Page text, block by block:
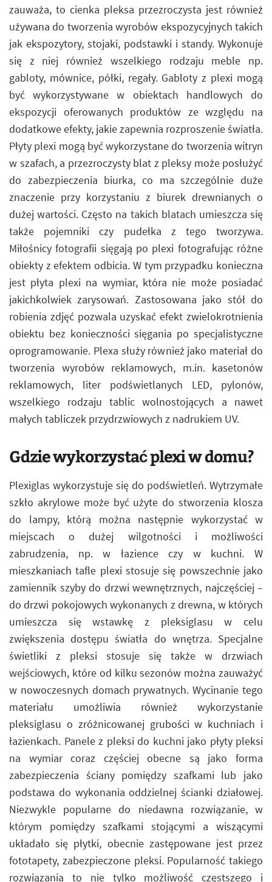
zauważa, to cienka pleksa przezroczysta jest również
używana do tworzenia wyrobów ekspozycyjnych takich
jak ekspozytory, stojaki, podstawki i standy. Wykonuje
się z niej również wszelkiego rodzaju meble np.
gabloty, mównice, półki, regały. Gabloty z plexi mogą
być wykorzystywane w obiektach handlowych do
ekspozycji oferowanych produktów ze względu na
dodatkowe efekty, jakie zapewnia rozproszenie światła.
Płyty plexi mogą być wykorzystane do tworzenia witryn
w szafach, a przezroczysty blat z pleksy może posłużyć
do zabezpieczenia biurka, co ma szczególnie duże
znaczenie przy korzystaniu z biurek drewnianych o
dużej wartości. Często na takich blatach umieszcza się
także pojemniki czy pudełka z tego tworzywa.
Miłośnicy fotografii sięgają po plexi fotografując różne
obiekty z efektem odbicia. W tym przypadku konieczna
jest płyta plexi na wymiar, która nie może posiadać
jakichkolwiek zarysowań. Zastosowana jako stół do
robienia zdjęć pozwala uzyskać efekt zwielokrotnienia
obiektu bez konieczności sięgania po specjalistyczne
oprogramowanie. Plexa służy również jako materiał do
tworzenia wyrobów reklamowych, m.in. kasetonów
reklamowych, liter podświetlanych LED, pylonów,
wszelkiego rodzaju tablic wolnostojących a nawet
małych tabliczek przydrzwiowych z nadrukiem UV.
Gdzie wykorzystać plexi w domu?
Plexiglas wykorzystuje się do podświetleń. Wytrzymałe
szkło akrylowe może być użyte do stworzenia klosza
do lampy, którą można następnie wykorzystać w
miejscach o dużej wilgotności i możliwości
zabrudzenia, np. w łazience czy w kuchni. W
mieszkaniach tafle plexi stosuje się powszechnie jako
zamiennik szyby do drzwi wewnętrznych, najczęściej –
do drzwi pokojowych wykonanych z drewna, w których
umieszcza się wstawkę z pleksiglasu w celu
zwiększenia dostępu światła do wnętrza. Specjalne
świetliki z pleksi stosuje się także w drzwiach
wejściowych, które od kilku sezonów można zauważyć
w nowoczesnych domach prywatnych. Wycinanie tego
materiału umożliwia również wykorzystanie
pleksiglasu o zróżnicowanej grubości w kuchniach i
łazienkach. Panele z pleksi do kuchni jako płyty pleksi
na wymiar coraz częściej obecne są jako forma
zabezpieczenia ściany pomiędzy szafkami lub jako
podstawa do wykonania oddzielnej ścianki działowej.
Niezwykle popularne do niedawna rozwiązanie, w
którym pomiędzy szafkami stojącymi a wiszącymi
układało się płytki, obecnie zastępowane jest przez
fototapety, zabezpieczone pleksi. Popularność takiego
rozwiązania to nie tylko możliwość częstszego i